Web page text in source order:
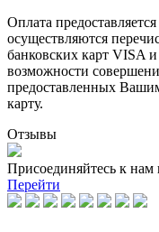
Оплата
осуществляются
банковских карт VISA
возможности
предоставленных
карту.
Отзывы
Присоединяйтесь к нам
Перейти